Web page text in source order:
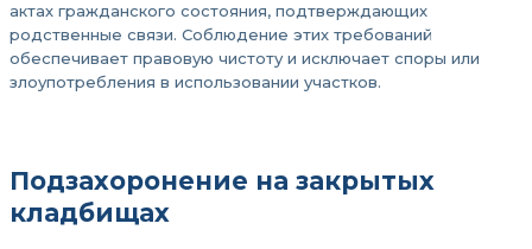
актах гражданского состояния, подтверждающих
родственные связи. Соблюдение этих требований
обеспечивает правовую чистоту и исключает споры или
злоупотребления в использовании участков.
Подзахоронение на закрытых
кладбищах